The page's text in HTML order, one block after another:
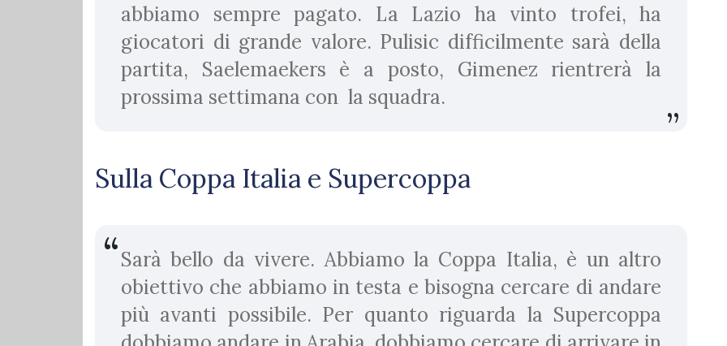
abbiamo sempre pagato. La Lazio ha vinto trofei, ha
giocatori di grande valore. Pulisic difficilmente sarà della
partita, Saelemaekers è a posto, Gimenez rientrerà la
prossima settimana con la squadra.
Sulla Coppa Italia e Supercoppa
Sarà bello da vivere. Abbiamo la Coppa Italia, è un altro
obiettivo che abbiamo in testa e bisogna cercare di andare
più avanti possibile. Per quanto riguarda la Supercoppa